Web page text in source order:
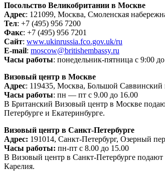
Посольство Великобритании в Москве
Адрес: 121099, Москва, Смоленская
Тел: +7 (495) 956 7200
Факс: +7 (495) 956 7201
Сайт: www.ukinrussia.fco.gov.uk/ru
E-mail: moscow@britishembassy.ru
Часы работы: понедельник-пятница с 9:00
Визовый центр в Москве
Адрес: 119435, Москва, Большой Саввинский
Часы работы: пн — пт с 9.00 до 16.00
В Британский Визовый центр в Москве
Петербурге и Екатеринбурге.
Визовый центр в Санкт-Петербурге
Адрес: 191014, Санкт-Петербург, Озерный
Часы работы: пн-пт с 8.00 до 15.00
В Визовый центр в Санкт-Петербурге подают
Карелия.